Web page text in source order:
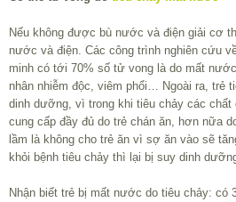
Nếu không được bù nước và điện giải cơ
nước và điện. Các công trình nghiên cứu
minh có tới 70% số tử vong là do mất
nhân nhiễm độc, viêm phổi… Ngoài ra, trẻ
dinh dưỡng, vì trong khi tiêu chảy các
cung cấp đầy đủ do trẻ chán ăn, hơn nữa
lầm là không cho trẻ ăn vì sợ ăn vào sẽ
khỏi bệnh tiêu chảy thì lại bị suy dinh
Nhận biết trẻ bị mất nước do tiêu chảy: có